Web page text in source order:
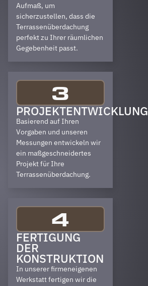
Aufmaß, um
sicherzustellen, dass die
Terrassenüberdachung
perfekt zu Ihrer räumlichen
Gegebenheit passt.
3
PROJEKTENTWICKLUNG
Basierend auf Ihren
Vorgaben und unseren
Messungen entwickeln wir
ein maßgeschneidertes
Projekt für Ihre
Terrassenüberdachung.
4
FERTIGUNG
DER
KONSTRUKTION
In unserer firmeneigenen
Werkstatt fertigen wir die